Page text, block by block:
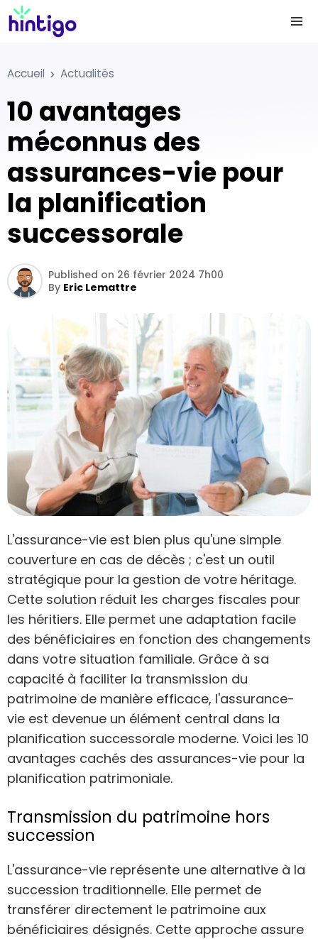
Accueil Actualités
10 avantages
méconnus des
assurances-vie pour
la planification
successorale
By Eric Lemattre
Published on 26 février 2024 7h00
L'assurance-vie est bien plus qu'une simple
couverture en cas de décès ; c'est un outil
stratégique pour la gestion de votre héritage.
Cette solution réduit les charges fiscales pour
les héritiers. Elle permet une adaptation facile
des bénéficiaires en fonction des changements
dans votre situation familiale. Grâce à sa
capacité à faciliter la transmission du
patrimoine de manière efficace, l'assurance-
vie est devenue un élément central dans la
planification successorale moderne. Voici les 10
avantages cachés des assurances-vie pour la
planification patrimoniale.
Transmission du patrimoine hors
succession
L'assurance-vie représente une alternative à la
succession traditionnelle. Elle permet de
transférer directement le patrimoine aux
bénéficiaires désignés. Cette approche assure